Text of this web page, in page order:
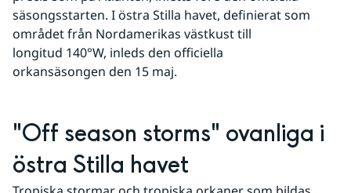
säsongsstarten. I östra Stilla havet, definierat som
området från Nordamerikas västkust till
longitud 140°W, inleds den officiella
orkansäsongen den 15 maj.
"Off season storms" ovanliga i
östra Stilla havet